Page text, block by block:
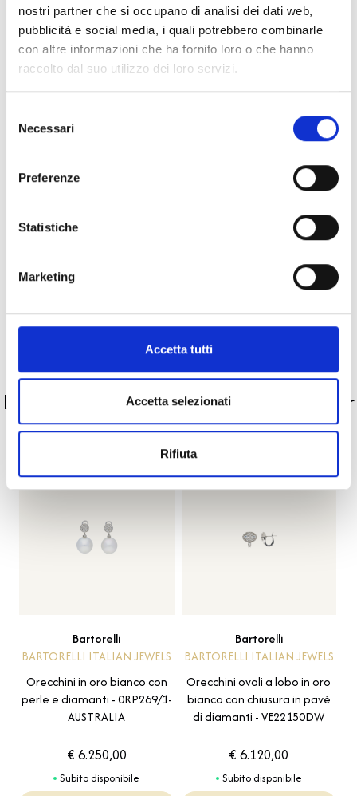
nostri partner che si occupano di analisi dei dati web,
pubblicità e social media, i quali potrebbero combinarle
con altre informazioni che ha fornito loro o che hanno
raccolto dal suo utilizzo dei loro servizi.
delNecessari
Preferenze
Statistiche
Marketing
Accetta tutti
Accetta selezionati
Rifiuta
Specifiche Tecniche
Collezione
Per
Metalli
Pietre preziose
PRODOTTI SIMILI
La nostra selezione di prodotti scelti per
te
Bartorelli
BARTORELLI ITALIAN JEWELS
Orecchini in oro bianco con
perle e diamanti - 0RP269/1-
AUSTRALIA
€ 6.250,00
Subito disponibile
Bartorelli
BARTORELLI ITALIAN JEWELS
Orecchini ovali a lobo in oro
bianco con chiusura in pavè
di diamanti - VE22150DW
€ 6.120,00
Subito disponibile